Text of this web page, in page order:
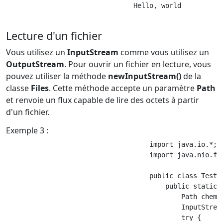
                                Hello, world
Lecture d'un fichier
Vous utilisez un InputStream comme vous utilisez un
OutputStream. Pour ouvrir un fichier en lecture, vous
pouvez utiliser la méthode newInputStream()de la
classe Files. Cette méthode accepte un paramètre Path
et renvoie un flux capable de lire des octets à partir
d'un fichier.
Exemple 3 :
                                    import java.io.*;
import
public class Test
public static
Path
                                            try {